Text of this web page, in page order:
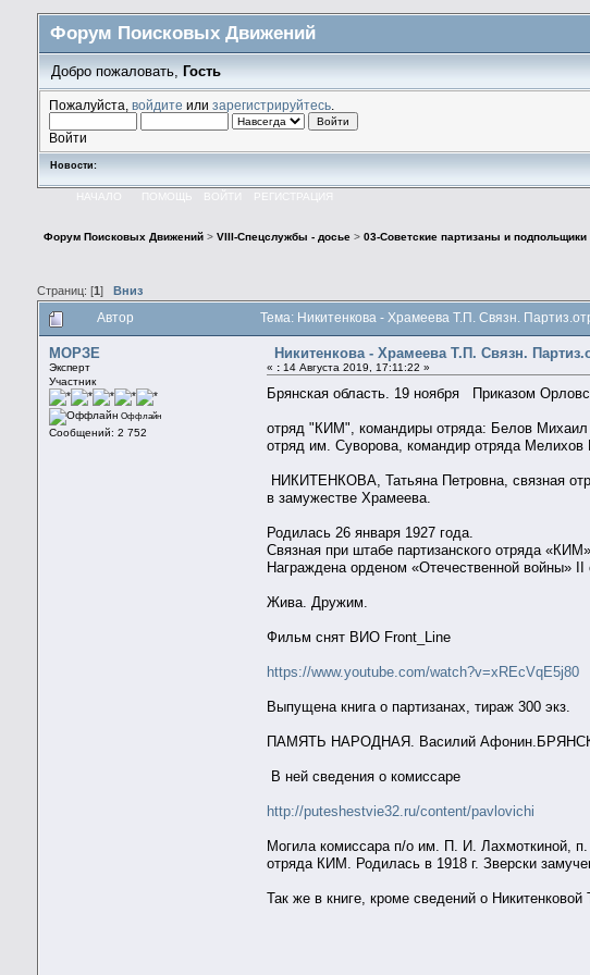
Форум Поисковых Движений
Добро пожаловать, Гость
Пожалуйста, войдите или зарегистрируйтесь.
Войти
Новости:
НАЧАЛО ПОМОЩЬ ВОЙТИ РЕГИСТРАЦИЯ
Форум Поисковых Движений >VIII-Спецслужбы - досье >03-Советские партизаны и подпольщики
Страниц: [1 ] Вниз
Автор Тема: Никитенкова - Храмеева Т.П. Связн.
МОРЗЕ
Эксперт
Участник
Оффлайн
Сообщений: 2 752
Никитенкова - Храмеева Т.П. Связн.
« : 14 Августа 2019, 17:11:22 »
Брянская область. 19 ноября Приказом
отряд "КИМ", командиры отряда: Белов Михаил
отряд им. Суворова, командир отряда
НИКИТЕНКОВА, Татьяна Петровна, связная
в замужестве Храмеева.
Родилась 26 января 1927 года.
Связная при штабе партизанского отряда
Награждена орденом «Отечественной войны» II
Жива. Дружим.
Фильм снят ВИО Front_Line
https://www.youtube.com/watch?v=xREcVqE5j80
Выпущена книга о партизанах, тираж 300 экз.
ПАМЯТЬ НАРОДНАЯ. Василий
В ней сведения о комиссаре
http://puteshestvie32.ru/content/pavlovichi
Могила комиссара п/о им. П. И. Лахмоткиной,
отряда КИМ. Родилась в 1918 г. Зверски
Так же в книге, кроме сведений о